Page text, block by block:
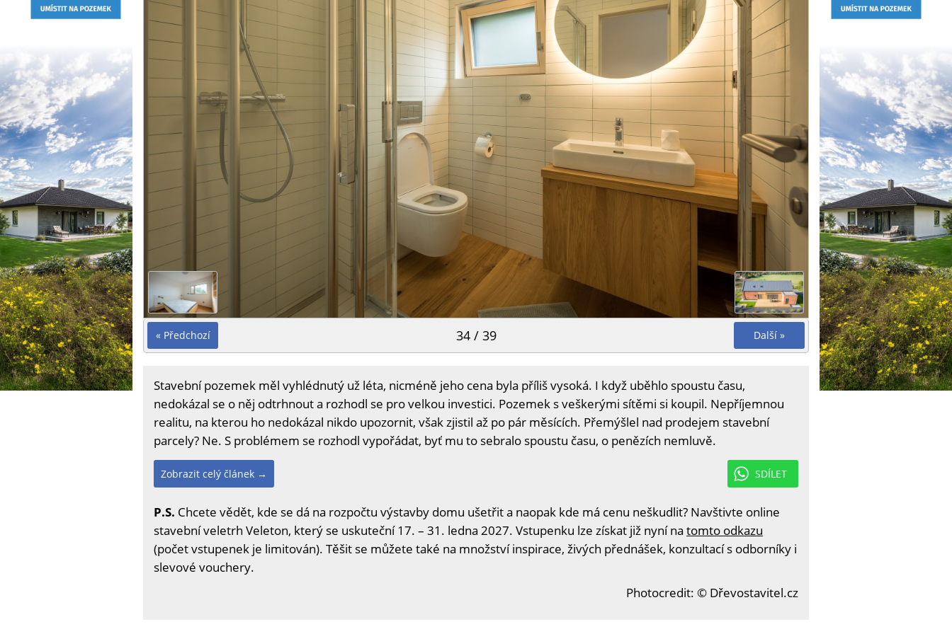
« Předchozí Další »
34 / 39
Stavební pozemek měl vyhlédnutý už léta, nicméně jeho cena byla příliš vysoká. I když uběhlo spoustu času,
nedokázal se o něj odtrhnout a rozhodl se pro velkou investici. Pozemek s veškerými sítěmi si koupil. Nepříjemnou
realitu, na kterou ho nedokázal nikdo upozornit, však zjistil až po pár měsících. Přemýšlel nad prodejem stavební
parcely? Ne. S problémem se rozhodl vypořádat, byť mu to sebralo spoustu času, o penězích nemluvě.
SDÍLET
Zobrazit celý článek →
P.S. Chcete vědět, kde se dá na rozpočtu výstavby domu ušetřit a naopak kde má cenu neškudlit? Navštivte online
stavební veletrh Veleton, který se uskuteční 17. – 31. ledna 2027. Vstupenku lze získat již nyní na tomto odkazu
(počet vstupenek je limitován). Těšit se můžete také na množství inspirace, živých přednášek, konzultací s odborníky i
slevové vouchery.
Photocredit: © Dřevostavitel.cz